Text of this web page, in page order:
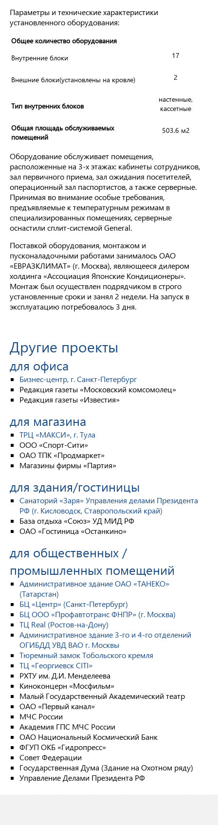
Параметры и технические характеристики
установленного оборудования:
Общее количество оборудования
Внутренние блоки
17
Внешние блоки(установлены на кровле) 2
Тип внутренних блоков
настенные,
кассетные
Общая площадь обслуживаемых
помещений
503.6 м2
Оборудование обслуживает помещения,
расположенные на 3-х этажах: кабинеты сотрудников,
зал первичного приема, зал ожидания посетителей,
операционный зал паспортистов, а также серверные.
Принимая во внимание особые требования,
предъявляемые к температурным режимам в
специализированных помещениях, серверные
оснастили сплит-системой General.
Поставкой оборудования, монтажом и
пусконаладочными работами занималось ОАО
«ЕВРАЗКЛИМАТ» (г. Москва), являющееся дилером
холдинга «Ассоциация Японские Кондиционеры».
Монтаж был осуществлен подрядчиком в строго
установленные сроки и занял 2 недели. На запуск в
эксплуатацию потребовалось 3 дня.
Другие проекты
для офиса
Бизнес-центр, г. Санкт-Петербург
Редакция газеты «Московский комсомолец»
Редакция газеты «Известия»
для магазина
ТРЦ «МАКСИ», г. Тула
ООО «Спорт-Сити»
ОАО ТПК «Продмаркет»
Магазины фирмы «Партия»
для здания/гостиницы
Санаторий «Заря» Управления делами Президента
РФ (г. Кисловодск, Ставропольский край)
База отдыха «Союз» УД МИД РФ
ОАО «Гостиница «Останкино»
для общественных /
промышленных помещений
Административное здание ОАО «ТАНЕКО»
(Татарстан)
БЦ «Центр» (Санкт-Петербург)
БЦ ООО «Профавтотранс ФНПР» (г. Москва)
ТЦ Real (Ростов-на-Дону)
Административное здание 3-го и 4-го отделений
ОГИБДД УВД ВАО г. Москвы
Тюремный замок Тобольского кремля
ТЦ «Георгиевск CITI»
РХТУ им. Д.И. Менделеева
Киноконцерн «Мосфильм»
Малый Государственный Академический театр
ОАО «Первый канал»
МЧС России
Академия ГПС МЧС России
ОАО Национальный Космический Банк
ФГУП ОКБ «Гидропресс»
Совет Федерации
Государственная Дума (Здание на Охотном ряду)
Управление Делами Президента РФ